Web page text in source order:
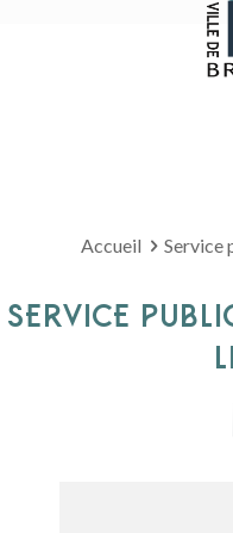
Accueil Service
SERVICE